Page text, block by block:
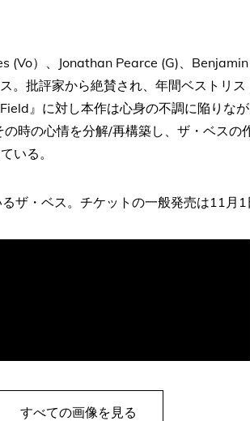
(Vo）、Jonathan Pearce (G)、
。批評家から絶賛され、年間ベストリ
』に対し本作は心身の不調に陥りな
時の心情を分解/再構築し、ザ・ベスの
いる。
ザ・ベス。チケットの一般発売は11月1
すべての画像を見る